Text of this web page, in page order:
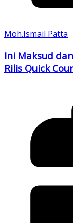
Moh.Ismail Patta
Ini Maksud
Rilis Quick